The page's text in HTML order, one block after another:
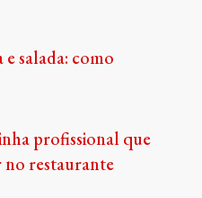
e salada: como
profissional que
restaurante